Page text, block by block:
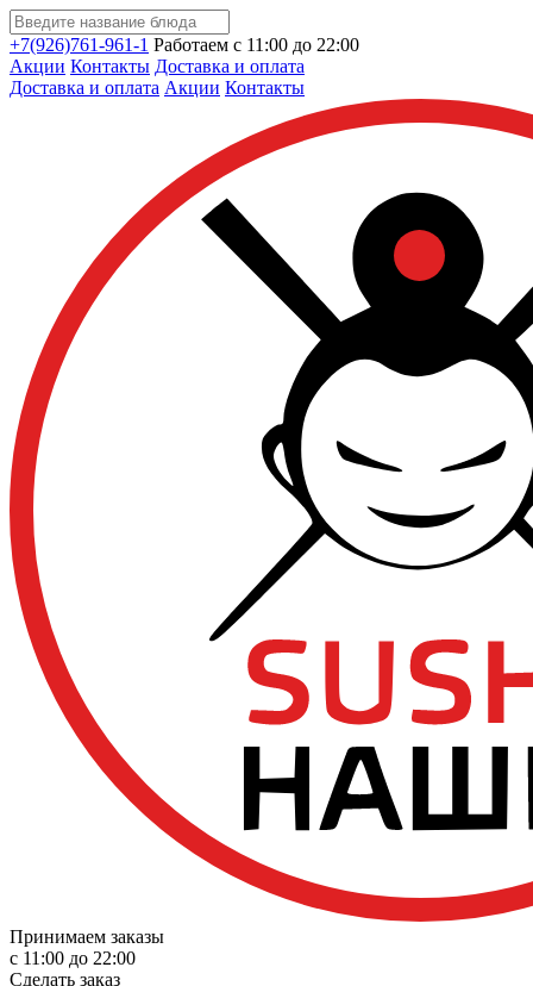
+7(926)761-961-1 Работаем с 11:00 до 22:00
Акции Контакты Доставка и оплата
Доставка и оплата Акции Контакты
Принимаем заказы
с 11:00 до 22:00
Сделать заказ